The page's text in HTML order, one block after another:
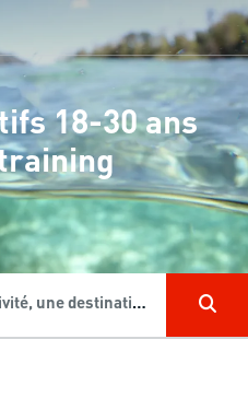
18-30 ans
Rechercher un séjour, une activité, une destination...